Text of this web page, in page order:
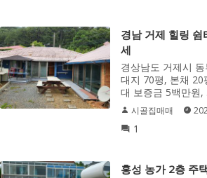
경남 거제 힐링
세
경상남도 거제시
대지 70평, 본채 20
대 보증금 5백만원,
시골집매매
1
홍성 농가 2층 주